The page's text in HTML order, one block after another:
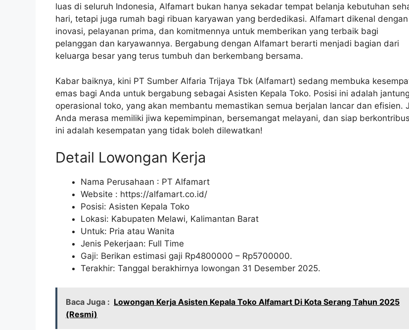
luas di seluruh Indonesia, Alfamart bukan hanya sekadar tempat belanja kebutuhan
hari, tetapi juga rumah bagi ribuan karyawan yang berdedikasi. Alfamart dikenal dengan
inovasi, pelayanan prima, dan komitmennya untuk memberikan yang terbaik bagi
pelanggan dan karyawannya. Bergabung dengan Alfamart berarti menjadi bagian dari
keluarga besar yang terus tumbuh dan berkembang bersama.
Kabar baiknya, kini PT Sumber Alfaria Trijaya Tbk (Alfamart) sedang membuka
emas bagi Anda untuk bergabung sebagai Asisten Kepala Toko. Posisi ini adalah jantung
operasional toko, yang akan membantu memastikan semua berjalan lancar dan efisien.
Anda merasa memiliki jiwa kepemimpinan, bersemangat melayani, dan siap
ini adalah kesempatan yang tidak boleh dilewatkan!
Detail Lowongan Kerja
Nama Perusahaan : PT Alfamart
Website : https://alfamart.co.id/
Posisi: Asisten Kepala Toko
Lokasi: Kabupaten Melawi, Kalimantan Barat
Untuk: Pria atau Wanita
Jenis Pekerjaan: Full Time
Gaji: Berikan estimasi gaji Rp4800000 – Rp5700000.
Terakhir: Tanggal berakhirnya lowongan 31 Desember 2025.
Baca Juga : Lowongan Kerja Asisten Kepala Toko Alfamart Di Kota Serang Tahun 2025
(Resmi)